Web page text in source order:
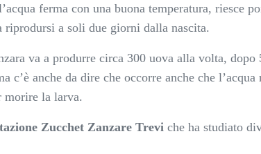
ferma con una buona temperatura, riesce
riprodursi a soli due giorni dalla nascita.
va a produrre circa 300 uova alla volta,
anche da dire che occorre anche che l’acqua
morire la larva.
Zucchet Zanzare Trevi che ha studiato